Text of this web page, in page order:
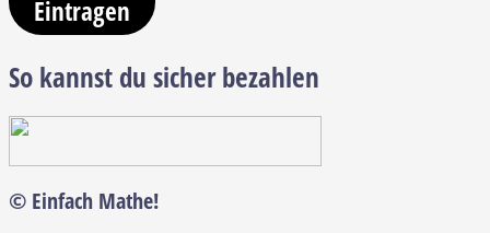
Eintragen
So kannst du sicher bezahlen
© Einfach Mathe!